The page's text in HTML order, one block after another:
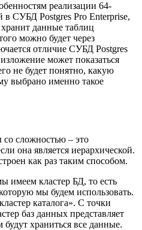
реализации 64-
в СУБД Postgres Pro Enterprise,
данные таблиц
можно будет через
отличие СУБД Postgres
может показаться
не будет понятно, какую
выбрано именно такое
сложностью – это
она является иерархической.
как раз таким способом.
имеем кластер БД, то есть
мы будем использовать.
каталога». С точки
баз данных представляет
будут храниться все данные.